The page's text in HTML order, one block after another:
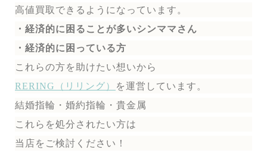
高値買取できるようになっています。
・経済的に困ることが多いシンママさん
・経済的に困っている方
これらの方を助けたい想いから
RERING（リリング）
を運営しています。
結婚指輪・婚約指輪・貴金属
これらを処分されたい方は
当店をご検討ください！